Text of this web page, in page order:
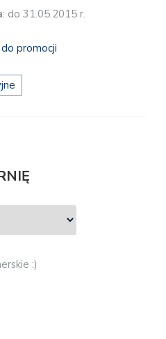
: do 31.05.2015 r.
promocji
:)